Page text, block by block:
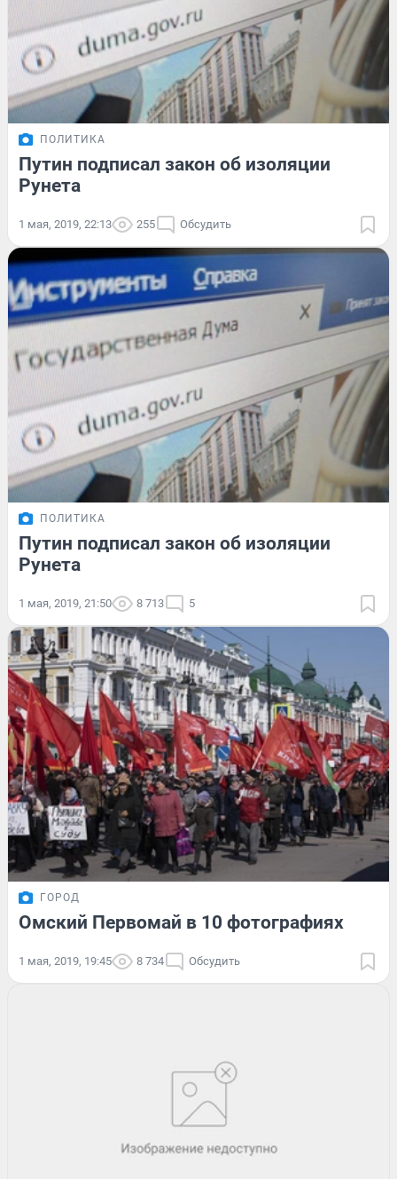
ПОЛИТИКА
Путин подписал закон об изоляции
Рунета
1 мая, 2019, 22:13 255 Обсудить
ПОЛИТИКА
Путин подписал закон об изоляции
Рунета
1 мая, 2019, 21:50 8 713 5
ГОРОД
Омский Первомай в 10 фотографиях
1 мая, 2019, 19:45 8 734 Обсудить